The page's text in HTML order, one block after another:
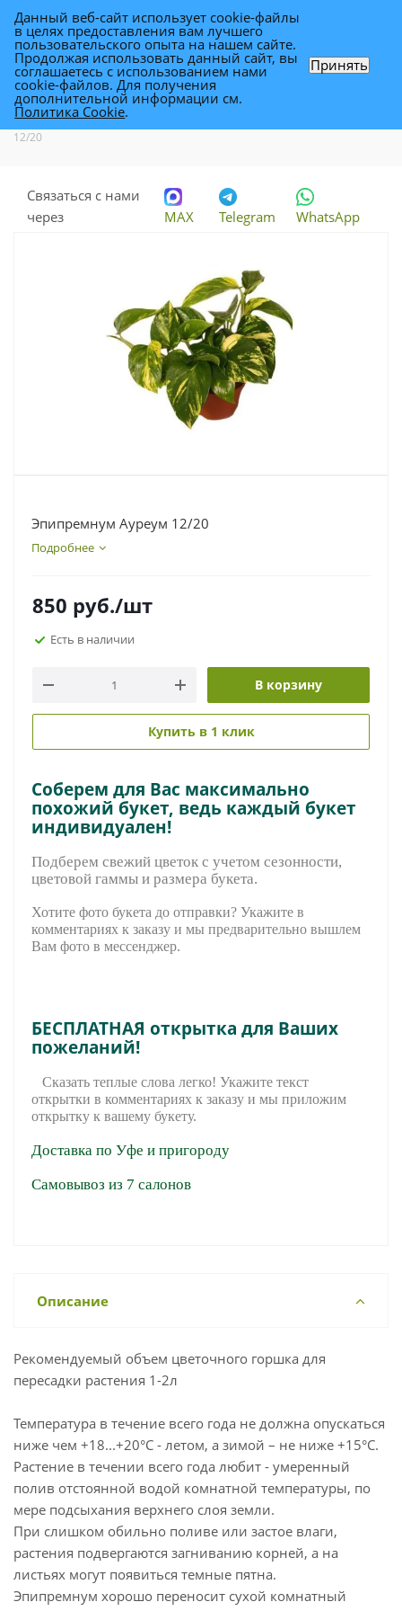
Эпипремнум Ауреум 12/20
Каталог - Растения -
12/20
Связаться с нами
через
MAX Telegram WhatsApp
Эпипремнум Ауреум 12/20
Подробнее
850 руб./шт
Есть в наличии
В корзину
Купить в 1 клик
Соберем для Вас максимально
похожий букет, ведь каждый букет
индивидуален!
Подберем свежий цветок с учетом сезонности,
цветовой гаммы и размера букета.
Хотите фото букета до отправки? Укажите в
комментариях к заказу и мы предварительно вышлем
Вам фото в мессенджер.
БЕСПЛАТНАЯ открытка для Ваших
пожеланий!
Сказать теплые слова легко! Укажите текст
открытки в комментариях к заказу и мы приложим
открытку к вашему букету.
Доставка по Уфе и пригороду
Самовывоз из 7 салонов
Описание
Рекомендуемый объем цветочного горшка для
пересадки растения 1-2л
Температура в течение всего года не должна опускаться
ниже чем +18...+20°C - летом, а зимой – не ниже +15°C.
Растение в течении всего года любит - умеренный
полив отстоянной водой комнатной температуры, по
мере подсыхания верхнего слоя земли.
При слишком обильно поливе или застое влаги,
растения подвергаются загниванию корней, а на
листьях могут появиться темные пятна.
Эпипремнум хорошо переносит сухой комнатный
Данный веб-сайт использует cookie-файлы
в целях предоставления вам лучшего
пользовательского опыта на нашем сайте.
Продолжая использовать данный сайт, вы
соглашаетесь с использованием нами
cookie-файлов. Для получения
дополнительной информации см.
Политика Cookie.
Принять